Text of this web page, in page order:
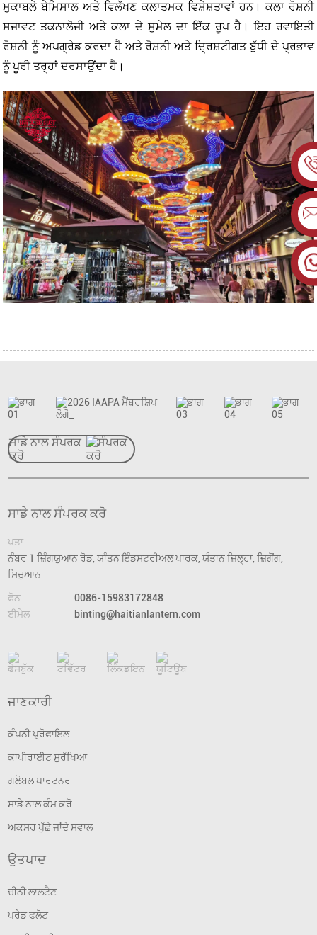
ਮੁਕਾਬਲੇ ਬੇਮਿਸਾਲ ਅਤੇ ਵਿਲੱਖਣ ਕਲਾਤਮਕ ਵਿਸ਼ੇਸ਼ਤਾਵਾਂ ਹਨ। ਕਲਾ ਰੋਸ਼ਨੀ
ਸਜਾਵਟ ਤਕਨਾਲੋਜੀ ਅਤੇ ਕਲਾ ਦੇ ਸੁਮੇਲ ਦਾ ਇੱਕ ਰੂਪ ਹੈ। ਇਹ ਰਵਾਇਤੀ
ਰੋਸ਼ਨੀ ਨੂੰ ਅਪਗ੍ਰੇਡ ਕਰਦਾ ਹੈ ਅਤੇ ਰੋਸ਼ਨੀ ਅਤੇ ਦ੍ਰਿਸ਼ਟੀਗਤ ਬੁੱਧੀ ਦੇ ਪ੍ਰਭਾਵ
ਨੂੰ ਪੂਰੀ ਤਰ੍ਹਾਂ ਦਰਸਾਉਂਦਾ ਹੈ।
ਸਾਡੇ ਨਾਲ ਸੰਪਰਕ
ਕਰੋ
ਸਾਡੇ ਨਾਲ ਸੰਪਰਕ ਕਰੋ
ਪਤਾ
ਨੰਬਰ 1 ਜ਼ਿੰਗਯੁਆਨ ਰੋਡ, ਯਾੰਤਨ ਇੰਡਸਟਰੀਅਲ ਪਾਰਕ, ​​ਯੰਤਾਨ ਜ਼ਿਲ੍ਹਾ, ਜ਼ਿਗੋਂਗ,
ਸਿਚੁਆਨ
ਫ਼ੋਨ
0086-15983172848
ਈਮੇਲ
binting@haitianlantern.com
ਜਾਣਕਾਰੀ
ਕੰਪਨੀ ਪ੍ਰੋਫਾਇਲ
ਕਾਪੀਰਾਈਟ ਸੁਰੱਖਿਆ
ਗਲੋਬਲ ਪਾਰਟਨਰ
ਸਾਡੇ ਨਾਲ ਕੰਮ ਕਰੋ
ਅਕਸਰ ਪੁੱਛੇ ਜਾਂਦੇ ਸਵਾਲ
ਉਤਪਾਦ
ਚੀਨੀ ਲਾਲਟੈਣ
ਪਰੇਡ ਫਲੋਟ